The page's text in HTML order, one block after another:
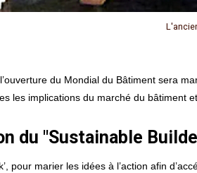
les implications du marché du bâtiment
du "Sustainable
pour marier les idées à l’action afin